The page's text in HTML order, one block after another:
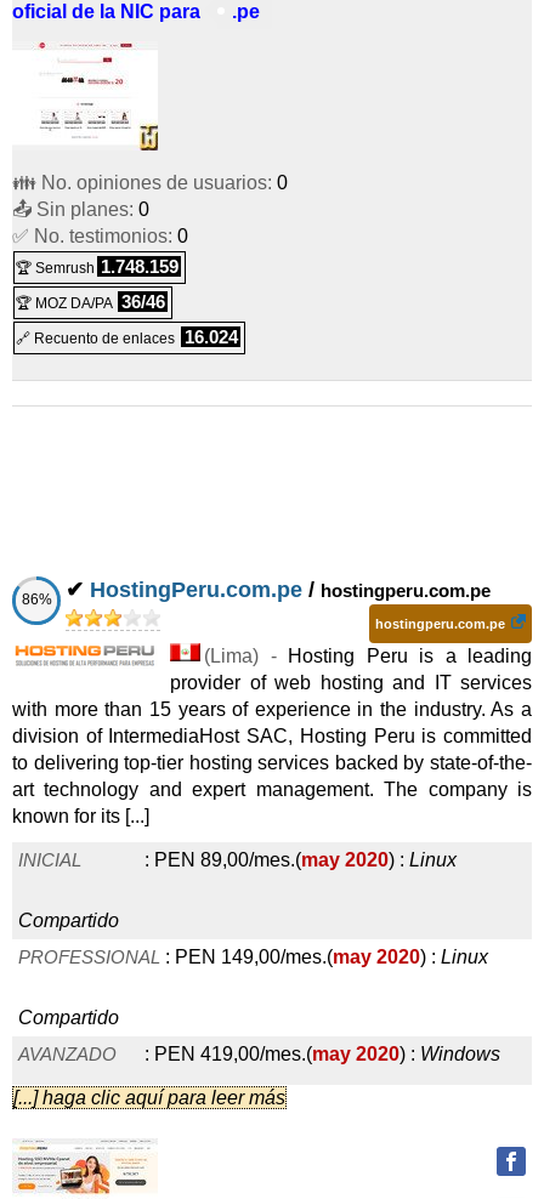
oficial de la NIC para
.pe
👪 No. opiniones de usuarios: 0
📤 Sin planes: 0
✅ No. testimonios: 0
🏆 Semrush 1.748.159
🏆 MOZ DA/PA 36/46
🔗 Recuento de enlaces 16.024
86% ✔ HostingPeru.com.pe / hostingperu.com.pe
hostingperu.com.pe
(Lima) -
Hosting Peru is a leading
provider of web hosting and IT services
with more than 15 years of experience in the industry. As a
division of IntermediaHost SAC, Hosting Peru is committed
to delivering top-tier hosting services backed by state-of-the-
art technology and expert management. The company is
known for its [...]
INICIAL : PEN 89,00/mes.(may 2020) : Linux
Compartido
PROFESSIONAL : PEN 149,00/mes.(may 2020) : Linux
Compartido
AVANZADO
: PEN 419,00/mes.(may 2020) : Windows
Compartido
Silver
:
[...] haga clic aquí para leer más